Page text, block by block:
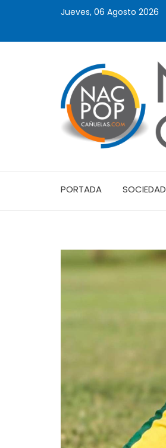
Jueves, 06 Agosto 2026
PORTADA SOCIEDAD